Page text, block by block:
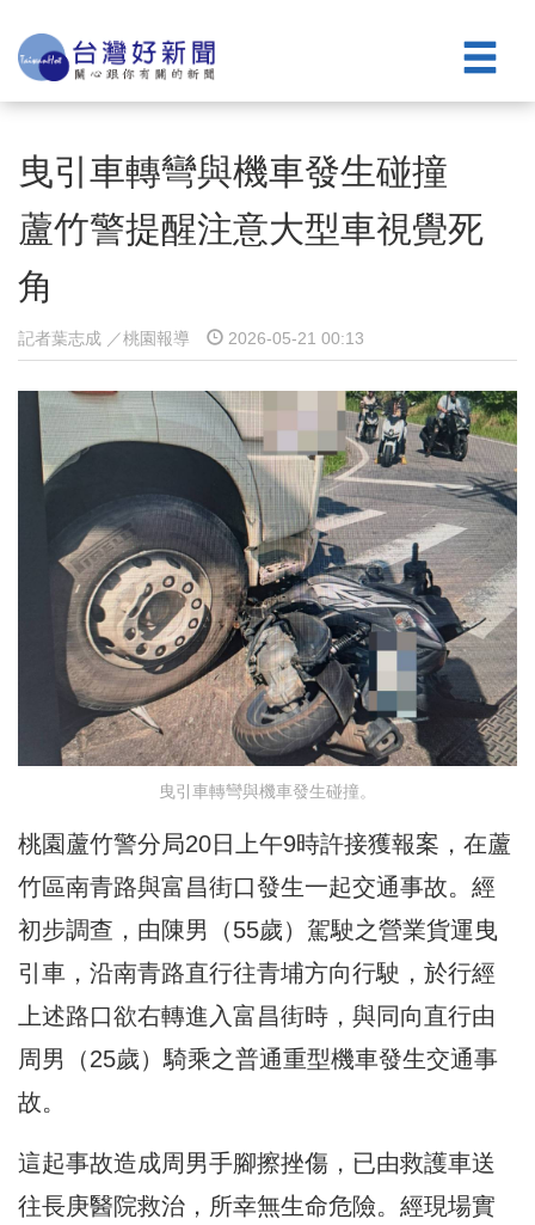
曳引車轉彎與機車發生碰撞
蘆竹警提醒注意大型車視覺死
角
記者葉志成 ／桃園報導 2026-05-21 00:13
曳引車轉彎與機車發生碰撞。
桃園蘆竹警分局20日上午9時許接獲報案，在蘆
竹區南青路與富昌街口發生一起交通事故。經
初步調查，由陳男（55歲）駕駛之營業貨運曳
引車，沿南青路直行往青埔方向行駛，於行經
上述路口欲右轉進入富昌街時，與同向直行由
周男（25歲）騎乘之普通重型機車發生交通事
故。
這起事故造成周男手腳擦挫傷，已由救護車送
往長庚醫院救治，所幸無生命危險。經現場實